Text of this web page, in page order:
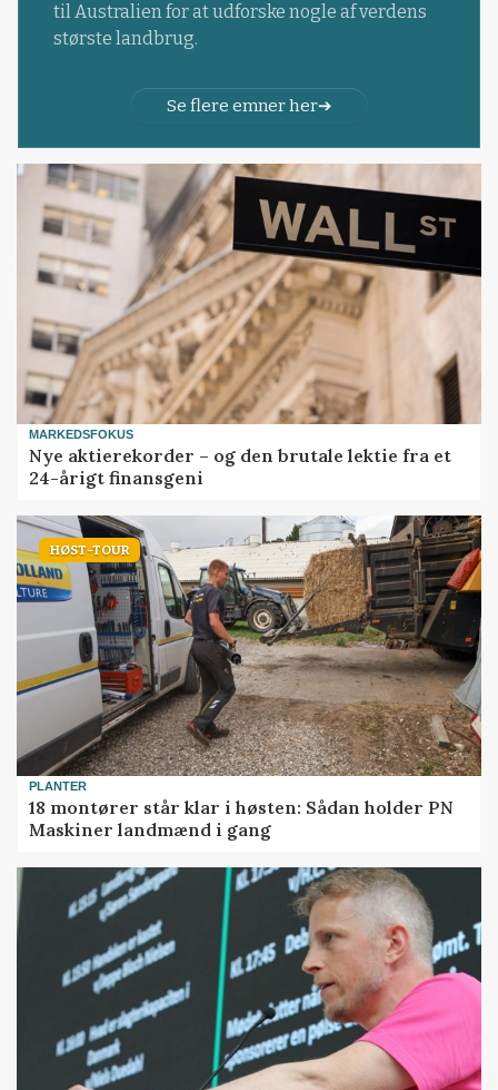
til Australien for at udforske nogle af verdens
største landbrug.
Se flere emner her
MARKEDSFOKUS
Nye aktierekorder – og den brutale lektie fra et
24-årigt finansgeni
HØST-TOUR
PLANTER
18 montører står klar i høsten: Sådan holder PN
Maskiner landmænd i gang